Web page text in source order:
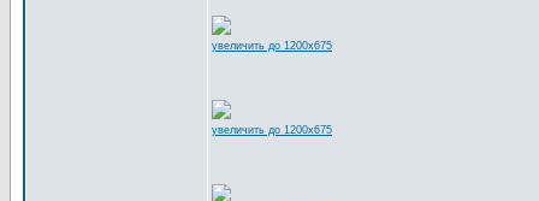
увеличить до 1200x675
увеличить до 1200x675